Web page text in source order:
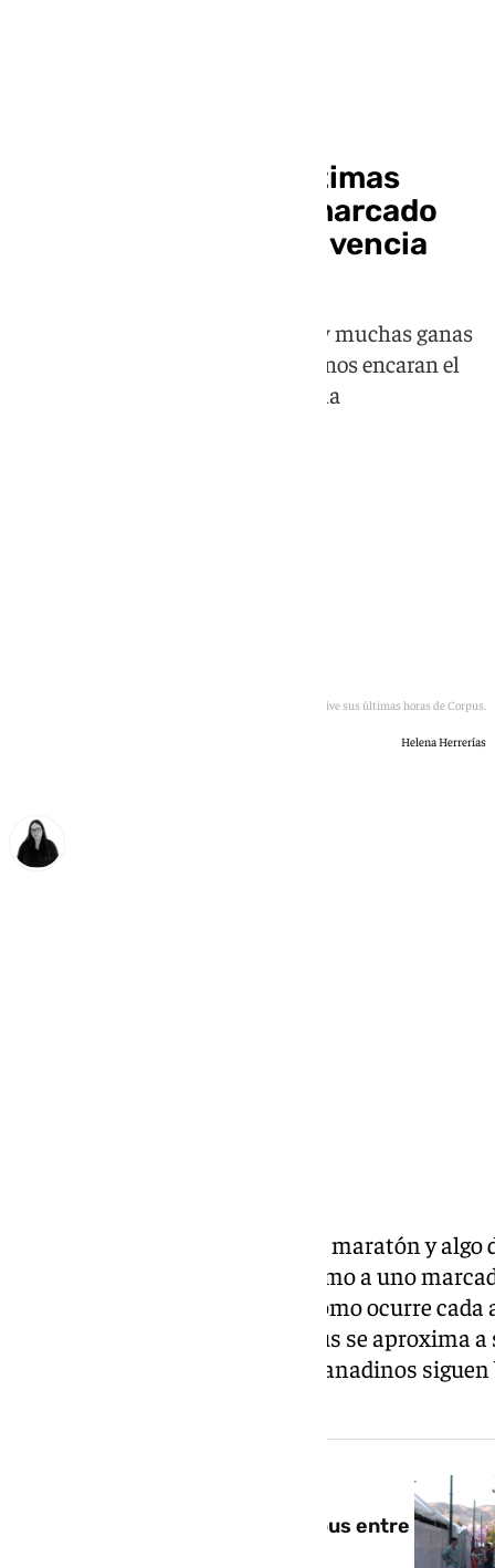
Granada apura las últimas
horas de un Corpus marcado
por la fiesta y la convivencia
Con una mezcla entre cansancio y muchas ganas
de seguir disfrutando, los granadinos encaran el
último tramo con energía renovada
El recinto ferial de Granada vive sus últimas horas de Corpus.
Helena Herrerías
La feria del Corpus tiene algo de maratón y
semana, Granada cambia de ritmo a uno
las atracciones. Sin embargo, como ocurre
calendario avisa de que el Corpus se aproxima
largas- horas de su cierre, los granadinos
Granada apura su feria del Corpus entre